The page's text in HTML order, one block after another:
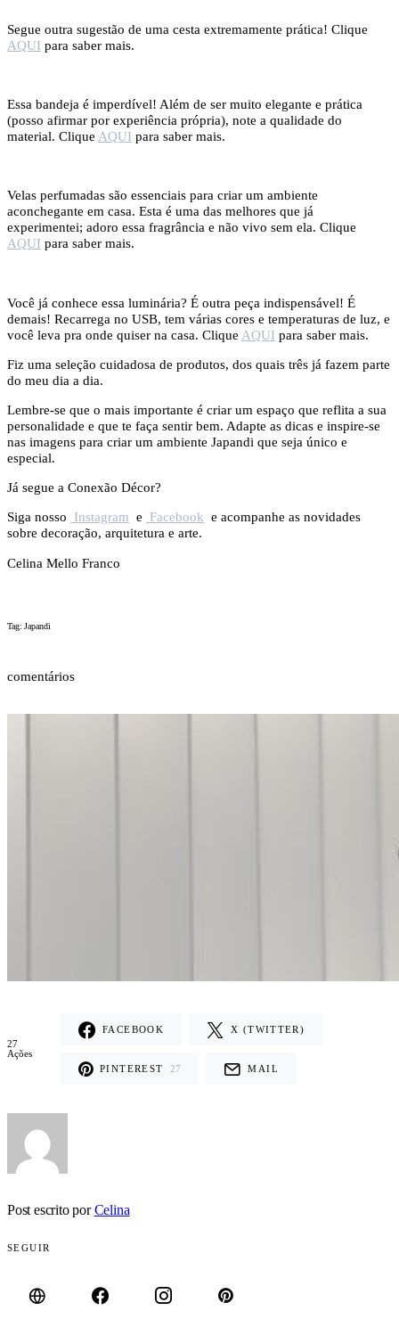
Segue outra sugestão de uma cesta extremamente prática! Clique
AQUI para saber mais.
Essa bandeja é imperdível! Além de ser muito elegante e prática
(posso afirmar por experiência própria), note a qualidade do
material. Clique AQUI para saber mais.
Velas perfumadas são essenciais para criar um ambiente
aconchegante em casa. Esta é uma das melhores que já
experimentei; adoro essa fragrância e não vivo sem ela. Clique
AQUI para saber mais.
Você já conhece essa luminária? É outra peça indispensável! É
demais! Recarrega no USB, tem várias cores e temperaturas de luz, e
você leva pra onde quiser na casa. Clique AQUI para saber mais.
Fiz uma seleção cuidadosa de produtos, dos quais três já fazem parte
do meu dia a dia.
Lembre-se que o mais importante é criar um espaço que reflita a sua
personalidade e que te faça sentir bem. Adapte as dicas e inspire-se
nas imagens para criar um ambiente Japandi que seja único e
especial.
Já segue a Conexão Décor?
Siga nosso Instagram e Facebook e acompanhe as novidades
sobre decoração, arquitetura e arte.
Celina Mello Franco
Tag: Japandi
comentários
27
Ações
FACEBOOK X (TWITTER)
PINTEREST 27 MAIL
Post escrito por Celina
SEGUIR